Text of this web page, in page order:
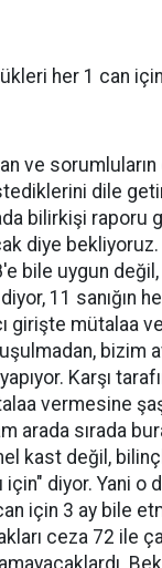
her 1 can
ve sorumluların
dile
bilirkişi raporu
diye
bile uygun
diyor, 11 sanığın
girişte mütalaa
bizim
Karşı
vermesine
arada sırada
kast değil,
diyor. Yani o
için 3 ay bile
ceza 72 ile